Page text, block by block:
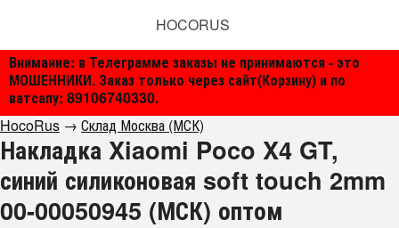
Внимание: в Телеграмме заказы не принимаются - это
МОШЕННИКИ. Заказ только через сайт(Корзину) и по
ватсапу: 89106740330.
HOCORUS
HocoRus → Склад Москва (МСК)
Накладка Xiaomi Poco X4 GT,
синий силиконовая soft touch 2mm
00-00050945 (МСК) оптом